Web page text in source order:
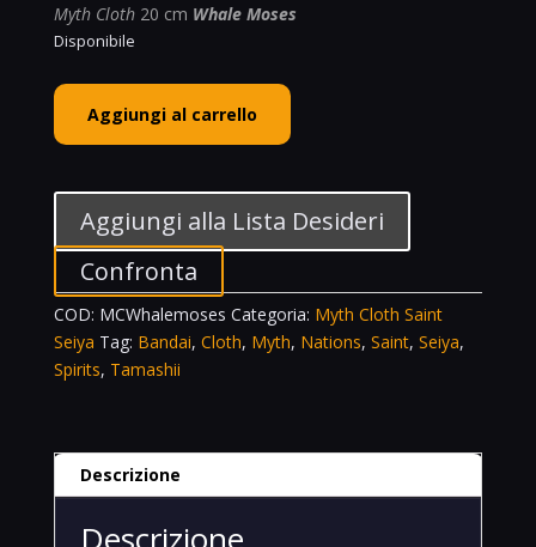
Myth Cloth20 cm Whale Moses
Disponibile
Bandai
Spirits
Myth
Moses
Saint
Seiya
Tamashii
Nations
Limited
Aggiungi al carrello
Aggiungi alla Lista Desideri
Confronta
COD: MCWhalemoses Categoria: Myth Cloth Saint
Seiya Tag: Bandai, Cloth, Myth, Nations, Saint, Seiya,
Spirits, Tamashii
Descrizione